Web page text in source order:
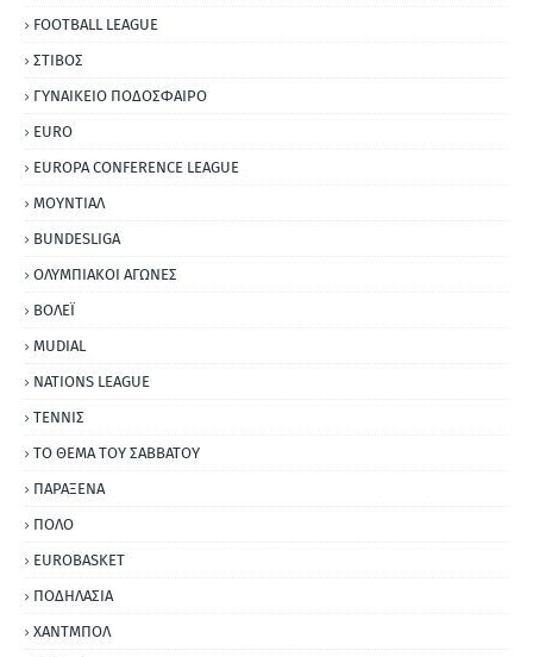
FOOTBALL LEAGUE
ΣΤΙΒΟΣ
ΓΥΝΑΙΚΕΙΟ ΠΟΔΟΣΦΑΙΡΟ
EURO
EUROPA CONFERENCE LEAGUE
ΜΟΥΝΤΙΑΛ
BUNDESLIGA
ΟΛΥΜΠΙΑΚΟΙ ΑΓΩΝΕΣ
ΒΟΛΕΪ
MUDIAL
NATIONS LEAGUE
ΤΕΝΝΙΣ
ΤΟ ΘΕΜΑ ΤΟΥ ΣΑΒΒΑΤΟΥ
ΠΑΡΑΞΕΝΑ
ΠΟΛΟ
EUROBASKET
ΠΟΔΗΛΑΣΙΑ
ΧΑΝΤΜΠΟΛ